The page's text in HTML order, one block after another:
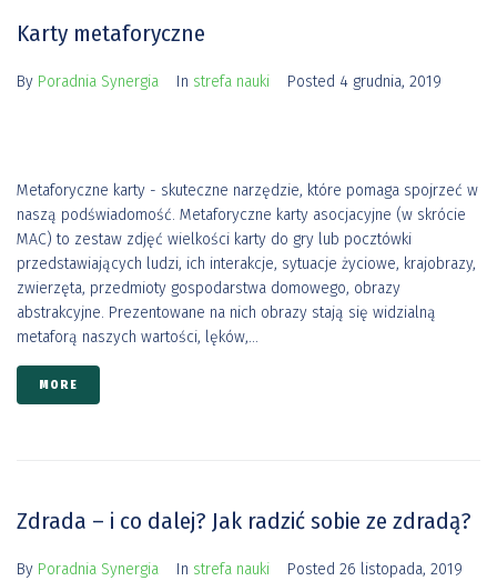
Karty metaforyczne
By Poradnia Synergia In strefa nauki Posted 4 grudnia, 2019
Metaforyczne karty - skuteczne narzędzie, które pomaga spojrzeć w
naszą podświadomość. Metaforyczne karty asocjacyjne (w skrócie
MAC) to zestaw zdjęć wielkości karty do gry lub pocztówki
przedstawiających ludzi, ich interakcje, sytuacje życiowe, krajobrazy,
zwierzęta, przedmioty gospodarstwa domowego, obrazy
abstrakcyjne. Prezentowane na nich obrazy stają się widzialną
metaforą naszych wartości, lęków,...
MORE
Zdrada – i co dalej? Jak radzić sobie ze zdradą?
By Poradnia Synergia In strefa nauki Posted 26 listopada, 2019